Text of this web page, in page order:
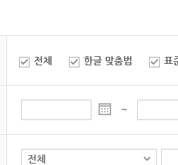
전체 한글 맞춤법 표
~